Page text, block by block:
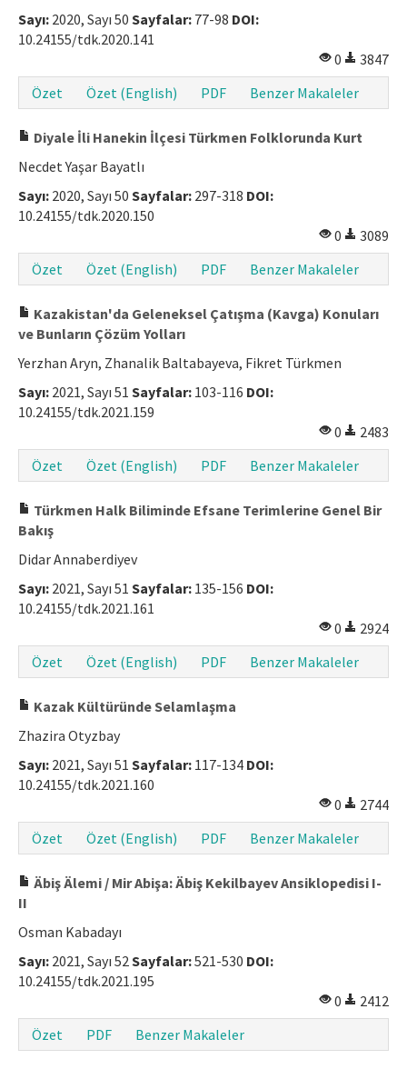
Sayı: 2020, Sayı 50 Sayfalar: 77-98 DOI:
10.24155/tdk.2020.141
0
3847
Özet
Özet (English) PDF Benzer Makaleler
Diyale İli Hanekin İlçesi Türkmen Folklorunda Kurt
Necdet Yaşar Bayatlı
Sayı: 2020, Sayı 50 Sayfalar: 297-318 DOI:
10.24155/tdk.2020.150
0
3089
Özet
Özet (English) PDF Benzer Makaleler
Kazakistan'da Geleneksel Çatışma (Kavga) Konuları
ve Bunların Çözüm Yolları
Yerzhan Aryn, Zhanalik Baltabayeva, Fikret Türkmen
Sayı: 2021, Sayı 51 Sayfalar: 103-116 DOI:
10.24155/tdk.2021.159
0
2483
Özet
Özet (English) PDF Benzer Makaleler
Türkmen Halk Biliminde Efsane Terimlerine Genel Bir
Bakış
Didar Annaberdiyev
Sayı: 2021, Sayı 51 Sayfalar: 135-156 DOI:
10.24155/tdk.2021.161
0
2924
Özet
Özet (English) PDF Benzer Makaleler
Kazak Kültüründe Selamlaşma
Zhazira Otyzbay
Sayı: 2021, Sayı 51 Sayfalar: 117-134 DOI:
10.24155/tdk.2021.160
0
2744
Özet
Özet (English) PDF Benzer Makaleler
Äbiş Älemi / Mir Abişa: Äbiş Kekilbayev Ansiklopedisi I-
II
Osman Kabadayı
Sayı: 2021, Sayı 52 Sayfalar:521-530 DOI:
10.24155/tdk.2021.195
0
2412
Özet
PDF Benzer Makaleler